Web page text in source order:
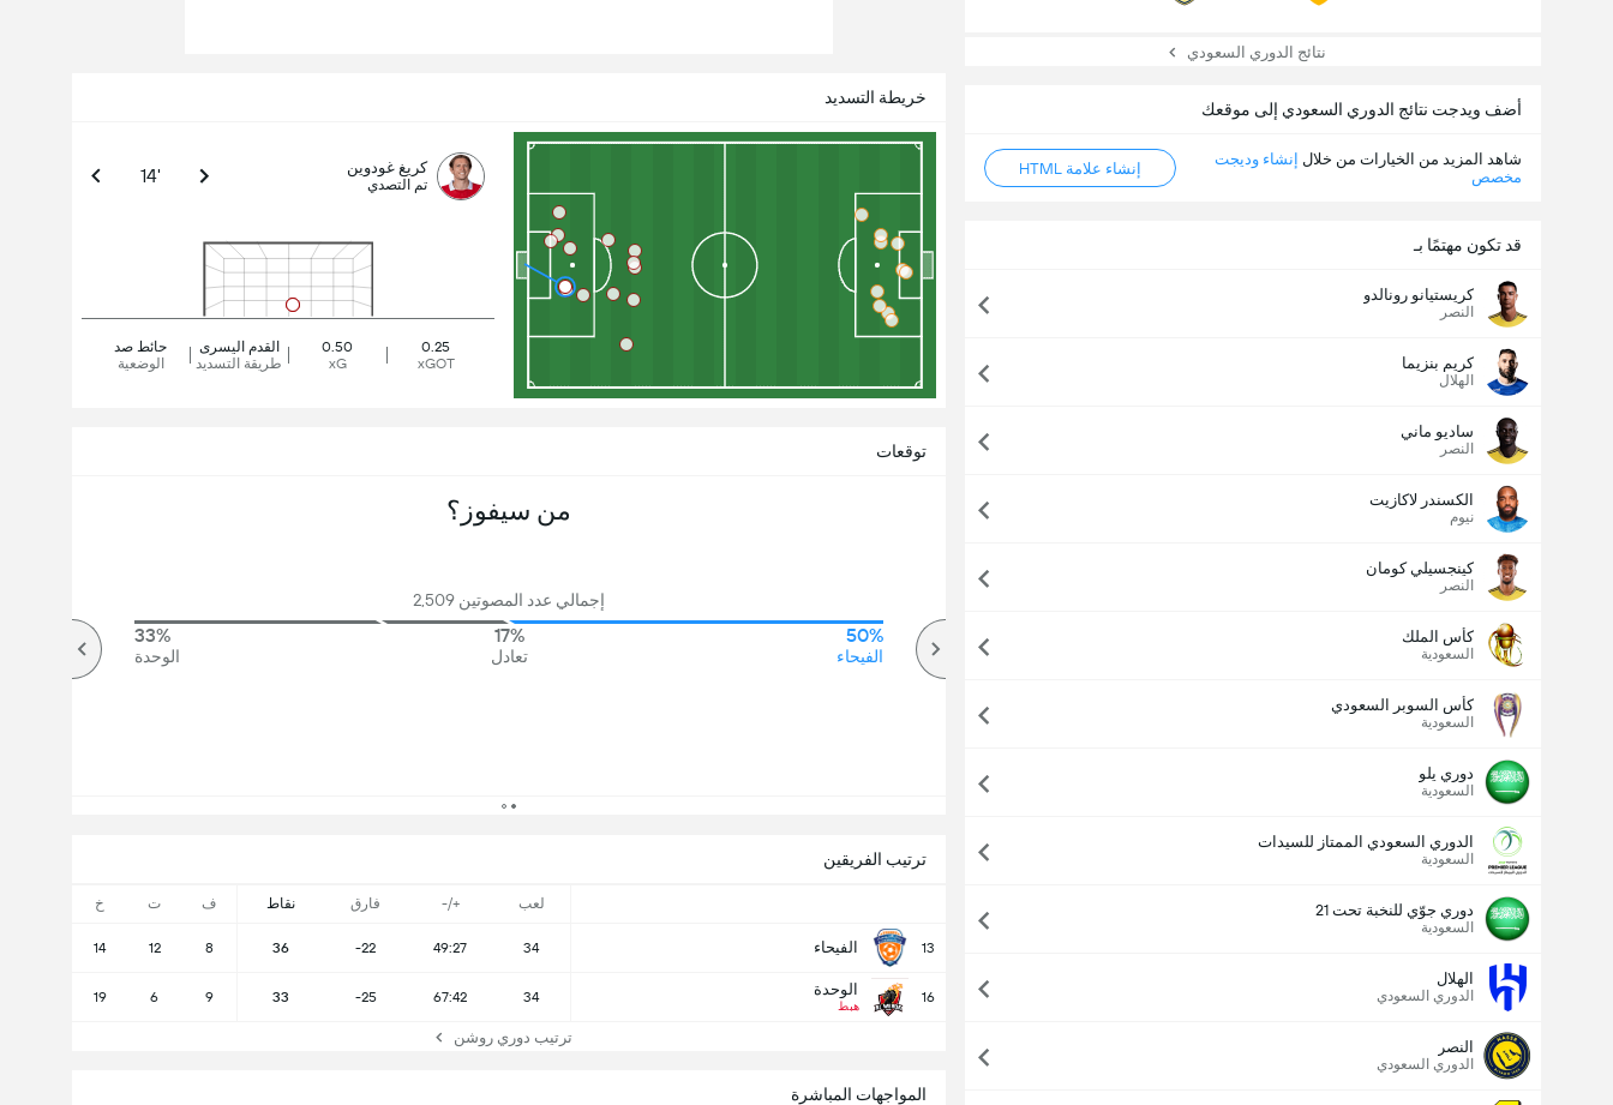
نتائج الدوري السعودي
أضف ويدجت نتائج الدوري السعودي إلى موقعك
شاهد المزيد من الخيارات من خلال إنشاء وديجت
مخصص
إنشاء علامة HTML
قد تكون مهتمًا بـ
كريستيانو رونالدو
النصر
كريم بنزيما
الهلال
ساديو ماني
النصر
الكسندر لاكازيت
نيوم
كينجسيلي كومان
النصر
كأس الملك
السعودية
كأس السوبر السعودي
السعودية
دوري يلو
السعودية
الدوري السعودي الممتاز للسيدات
السعودية
دوري جوّي للنخبة تحت 21
السعودية
الهلال
الدوري السعودي
النصر
الدوري السعودي
خريطة التسديد
كريغ غودوين
تم التصدي 14'
حائط صد
الوضعية
القدم اليسرى
طريقة التسديد
0.50
xG
0.25
xGOT
ترتيب الفريقين
لعب +/- فارق نقاط ف ت خ
13 الفيحاء 34
49:27
-22
36
8
12
14
16 الوحدة
هبط
34
67:42
-25
33
9
6
19
ترتيب دوري روشن
توقعات
من سيفوز؟
إجمالي عدد المصوتين 2,509
50%
الفيحاء
17%
تعادل
33%
الوحدة
عدد الاهداف (2.5)
المواجهات المباشرة